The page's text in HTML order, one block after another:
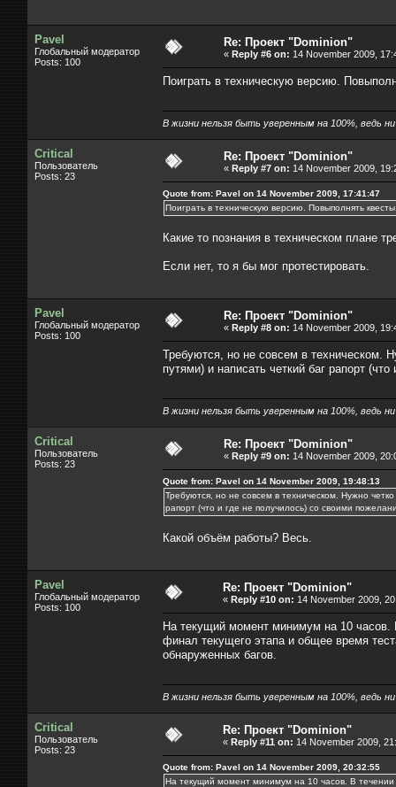
Pavel
Глобальный модератор
Posts: 100
Re: Проект "Dominion"
« Reply #6 on: 14 November 2009,
Поиграть в техническую версию.
В жизни нельзя быть уверенным на 100%, ведь ни
Critical
Пользователь
Posts: 23
Re: Проект "Dominion"
« Reply #7 on: 14 November 2009,
Quote from: Pavel on 14 November 2009, 17:41:47
Поиграть в техническую версию. Повыполнять
Какие то познания в техническом плане
Если нет, то я бы мог протестировать.
Pavel
Глобальный модератор
Posts: 100
Re: Проект "Dominion"
« Reply #8 on: 14 November 2009,
Требуются, но не совсем в техническом.
путями) и написать четкий баг рапорт
В жизни нельзя быть уверенным на 100%, ведь ни
Critical
Пользователь
Posts: 23
Re: Проект "Dominion"
« Reply #9 on: 14 November 2009,
Quote from: Pavel on 14 November 2009, 19:48:13
Требуются, но не совсем в техническом. Нужно
рапорт (что и где не получилось) со своими
Какой объём работы? Весь.
Pavel
Глобальный модератор
Posts: 100
Re: Проект "Dominion"
« Reply #10 on: 14 November 2009,
На текущий момент минимум на 10 часов.
финал текущего этапа и общее время
обнаруженных багов.
В жизни нельзя быть уверенным на 100%, ведь ни
Critical
Пользователь
Posts: 23
Re: Проект "Dominion"
« Reply #11 on: 14 November 2009,
Quote from: Pavel on 14 November 2009, 20:32:55
На текущий момент минимум на 10 часов. В